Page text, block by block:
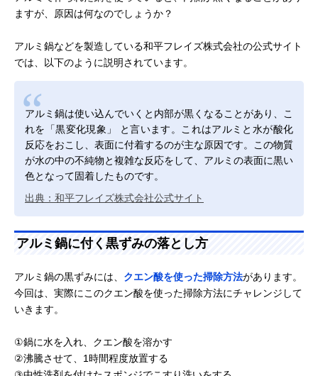
ますが、原因は何なのでしょうか？
アルミ鍋などを製造している和平フレイズ株式会社の公式サイト
では、以下のように説明されています。
アルミ鍋は使い込んでいくと内部が黒くなることがあり、こ
れを「黒変化現象」 と言います。これはアルミと水が酸化
反応をおこし、表面に付着するのが主な原因です。この物質
が水の中の不純物と複雑な反応をして、アルミの表面に黒い
色となって固着したものです。
出典：和平フレイズ株式会社公式サイト
アルミ鍋に付く黒ずみの落とし方
アルミ鍋の黒ずみには、 クエン酸を使った掃除方法があります。
今回は、実際にこのクエン酸を使った掃除方法にチャレンジして
いきます。
①鍋に水を入れ、クエン酸を溶かす
②沸騰させて、1時間程度放置する